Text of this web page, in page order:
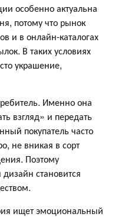
особенно актуальна
потому что рынок
и в онлайн-каталогах
В таких условиях
украшение,
Именно она
взгляд» и передать
покупатель часто
не вникая в сорт
Поэтому
становится
ищет эмоциональный